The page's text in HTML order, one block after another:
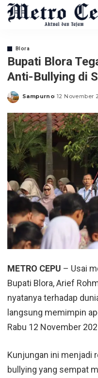
Blora
Bupati Blora
Anti-Bullying di
Posted
Sampurno 12 November
METRO CEPU – Usai
Bupati Blora,Arief
nyatanya terhadap
langsung memimpin
Rabu 12 November
Kunjungan ini menjadi
bullying yang sempat